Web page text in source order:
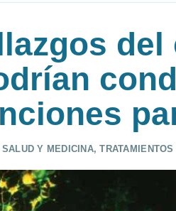
SALUD Y MEDICINA,TRATAMIENTOS